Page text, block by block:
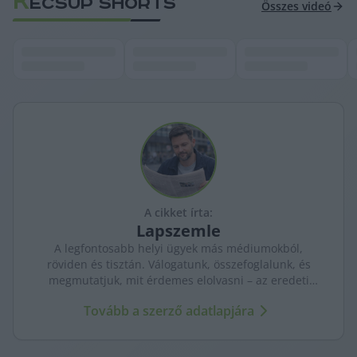
Összes videó
A cikket írta:
Lapszemle
A legfontosabb helyi ügyek más médiumokból,
röviden és tisztán. Válogatunk, összefoglalunk, és
megmutatjuk, mit érdemes elolvasni – az eredeti
Tovább a szerző adatlapjára